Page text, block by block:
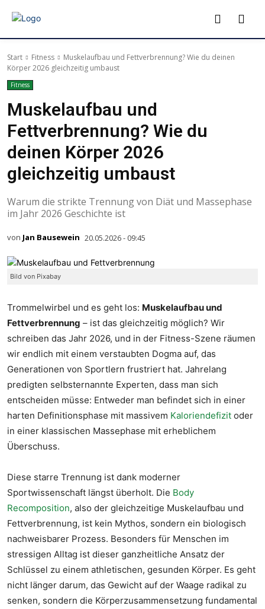
Start Fitness
Muskelaufbau und Fettverbrennung? Wie du deinen
Körper 2026 gleichzeitig umbaust
Fitness
Muskelaufbau und
Fettverbrennung? Wie du
deinen Körper 2026
gleichzeitig umbaust
Warum die strikte Trennung von Diät und Massephase
im Jahr 2026 Geschichte ist
von Jan Bausewein 20.05.2026 - 09:45
Bild von Pixabay
Trommelwirbel und es geht los: Muskelaufbau und
Fettverbrennung – ist das gleichzeitig möglich? Wir
schreiben das Jahr 2026, und in der Fitness-Szene räumen
wir endlich mit einem verstaubten Dogma auf, das
Generationen von Sportlern frustriert hat. Jahrelang
predigten selbsternannte Experten, dass man sich
entscheiden müsse: Entweder man befindet sich in einer
harten Definitionsphase mit massivem Kaloriendefizit oder
in einer klassischen Massephase mit erheblichem
Überschuss.
Diese starre Trennung ist dank moderner
Sportwissenschaft längst überholt. Die Body
Recomposition, also der gleichzeitige Muskelaufbau und
Fettverbrennung, ist kein Mythos, sondern ein biologisch
nachweisbarer Prozess. Besonders für Menschen im
stressigen Alltag ist dieser ganzheitliche Ansatz der
Schlüssel zu einem athletischen, gesunden Körper. Es geht
nicht länger darum, das Gewicht auf der Waage radikal zu
senken, sondern die Körperzusammensetzung fundamental